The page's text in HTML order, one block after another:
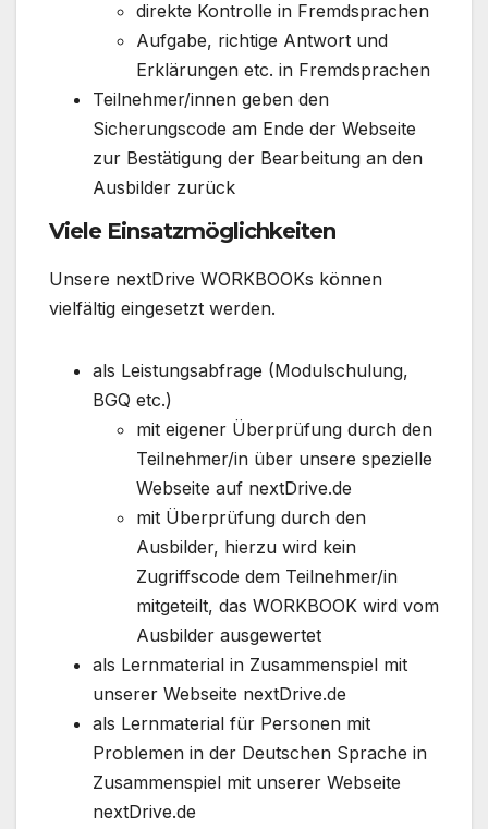
direkte Kontrolle in Fremdsprachen
Aufgabe, richtige Antwort und
Erklärungen etc. in Fremdsprachen
Teilnehmer/innen geben den
Sicherungscode am Ende der Webseite
zur Bestätigung der Bearbeitung an den
Ausbilder zurück
Viele Einsatzmöglichkeiten
Unsere nextDrive WORKBOOKs können
vielfältig eingesetzt werden.
als Leistungsabfrage (Modulschulung,
BGQ etc.)
mit eigener Überprüfung durch den
Teilnehmer/in über unsere spezielle
Webseite auf nextDrive.de
mit Überprüfung durch den
Ausbilder, hierzu wird kein
Zugriffscode dem Teilnehmer/in
mitgeteilt, das WORKBOOK wird vom
Ausbilder ausgewertet
als Lernmaterial in Zusammenspiel mit
unserer Webseite nextDrive.de
als Lernmaterial für Personen mit
Problemen in der Deutschen Sprache in
Zusammenspiel mit unserer Webseite
nextDrive.de